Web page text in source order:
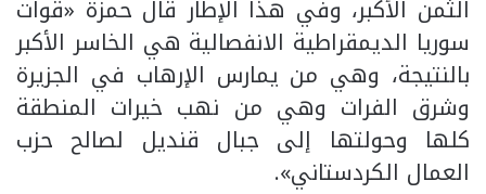
الثمن الأكبر، وفي هذا الإطار قال حمزة «قوات
سوريا الديمقراطية الانفصالية هي الخاسر الأكبر
بالنتيجة، وهي من يمارس الإرهاب في الجزيرة
وشرق الفرات وهي من نهب خيرات المنطقة
كلها وحولتها إلى جبال قنديل لصالح حزب
العمال الكردستاني».